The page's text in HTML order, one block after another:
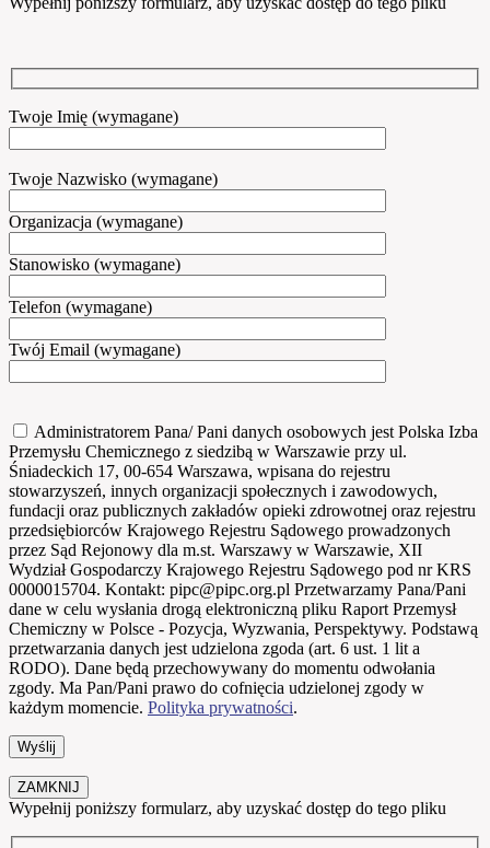
Twoje Imię (wymagane)
Twoje Nazwisko (wymagane)
Organizacja (wymagane)
Stanowisko (wymagane)
Telefon (wymagane)
Twój Email (wymagane)
Administratorem Pana/ Pani danych osobowych jest Polska Izba
Przemysłu Chemicznego z siedzibą w Warszawie przy ul.
Śniadeckich 17, 00-654 Warszawa, wpisana do rejestru
stowarzyszeń, innych organizacji społecznych i zawodowych,
fundacji oraz publicznych zakładów opieki zdrowotnej oraz rejestru
przedsiębiorców Krajowego Rejestru Sądowego prowadzonych
przez Sąd Rejonowy dla m.st. Warszawy w Warszawie, XII
Wydział Gospodarczy Krajowego Rejestru Sądowego pod nr KRS
0000015704. Kontakt: pipc@pipc.org.pl Przetwarzamy Pana/Pani
dane w celu wysłania drogą elektroniczną pliku Raport Przemysł
Chemiczny w Polsce - Pozycja, Wyzwania, Perspektywy. Podstawą
przetwarzania danych jest udzielona zgoda (art. 6 ust. 1 lit a
RODO). Dane będą przechowywany do momentu odwołania
zgody. Ma Pan/Pani prawo do cofnięcia udzielonej zgody w
każdym momencie. Polityka prywatności.
ZAMKNIJ
Wypełnij poniższy formularz, aby uzyskać dostęp do tego pliku